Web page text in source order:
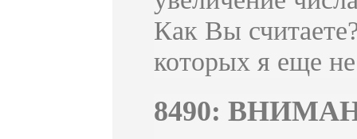
Как Вы
которых я еще
8490: